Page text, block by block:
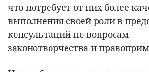
что потребует от них более
выполнения своей роли в
консультаций по вопросам
законотворчества и